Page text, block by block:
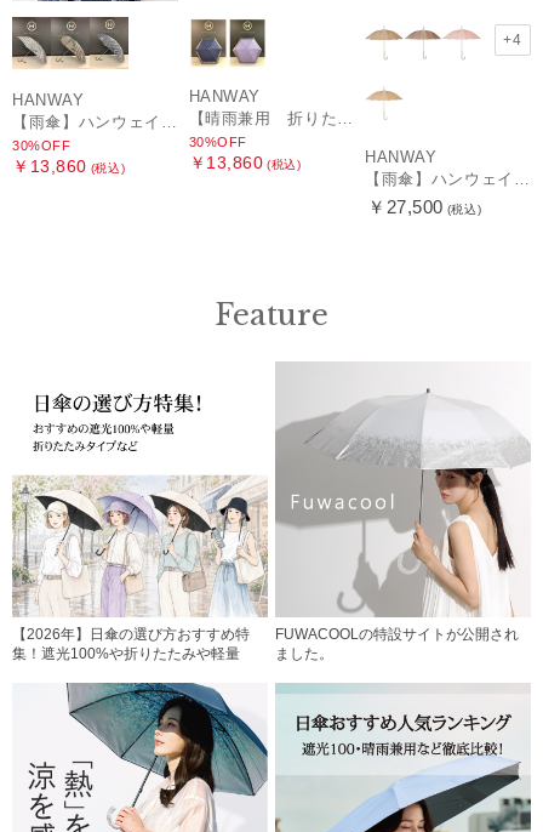
HANWAY
30%OFF
￥13,860 (税込)
HANWAY
30%OFF
￥13,860 (税込)
+4
HANWAY
￥27,500 (税込)
Feature
【2026年】日傘の選び方おすすめ特
集！遮光100%や折りたたみや軽量
FUWACOOLの特設サイトが公開され
ました。